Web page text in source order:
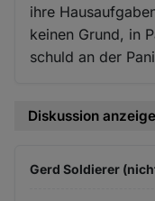
ihre
keinen Grund, in
schuld an der
Diskussion
Gerd Soldierer